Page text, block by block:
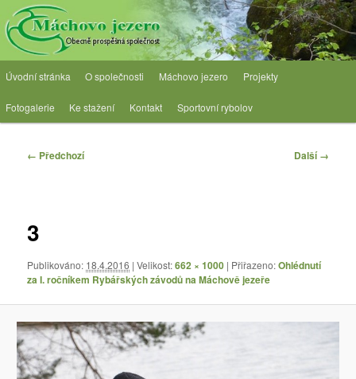
Přejít
k
hlavnímu
obsahu
webu OPS Máchovo jezero
Obecně prospěšná společnost
Hlavní
menu
Úvodní stránka O společnosti Máchovo jezero Projekty
Fotogalerie Ke stažení Kontakt Sportovní rybolov
Navigace
← Předchozí Další →
3
Publikováno: 18.4.2016 | Velikost:662 × 1000 | Přiřazeno:Ohlédnutí
za I. ročníkem Rybářských závodů na Máchově jezeře